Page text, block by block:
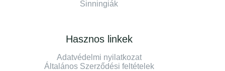
Sinningiák
Hasznos linkek
Adatvédelmi nyilatkozat
Általános Szerződési feltételek